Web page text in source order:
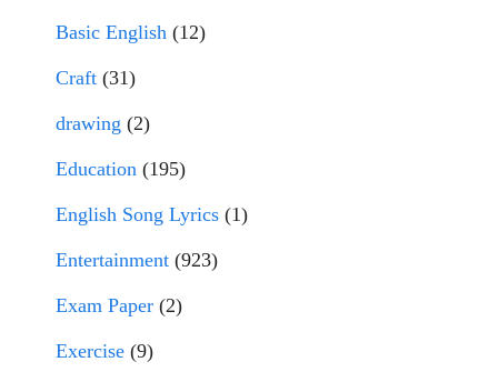
Basic English (12)
Craft (31)
drawing (2)
Education (195)
English Song Lyrics (1)
Entertainment (923)
Exam Paper (2)
Exercise (9)